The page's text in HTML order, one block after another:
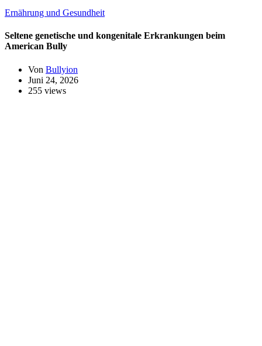
Ernährung und Gesundheit
Seltene genetische und kongenitale Erkrankungen beim
American Bully
Von Bullyion
Juni 24, 2026
255 views